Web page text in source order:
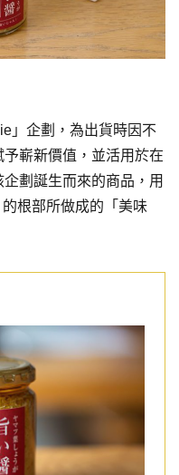
」企劃，為出貨時因不
嶄新價值，並活用於在
劃誕生而來的商品，用
根部所做成的「美味